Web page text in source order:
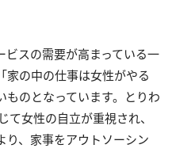
ビスの需要が高まっている一
家の中の仕事は女性がやる
ものとなっています。とりわ
女性の自立が重視され、
り、家事をアウトソーシン